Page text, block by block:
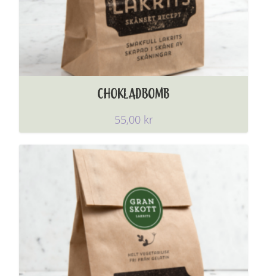
CHOKLADBOMB
55,00 kr